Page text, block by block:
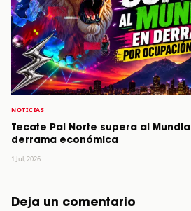
NOTICIAS
Tecate Pal Norte supera al
derrama económica
1 Jul, 2026
Deja un comentario